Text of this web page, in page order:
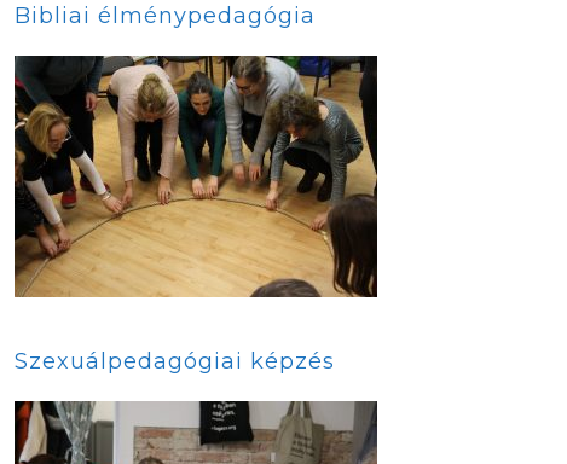
Bibliai élménypedagógia
Szexuálpedagógiai képzés